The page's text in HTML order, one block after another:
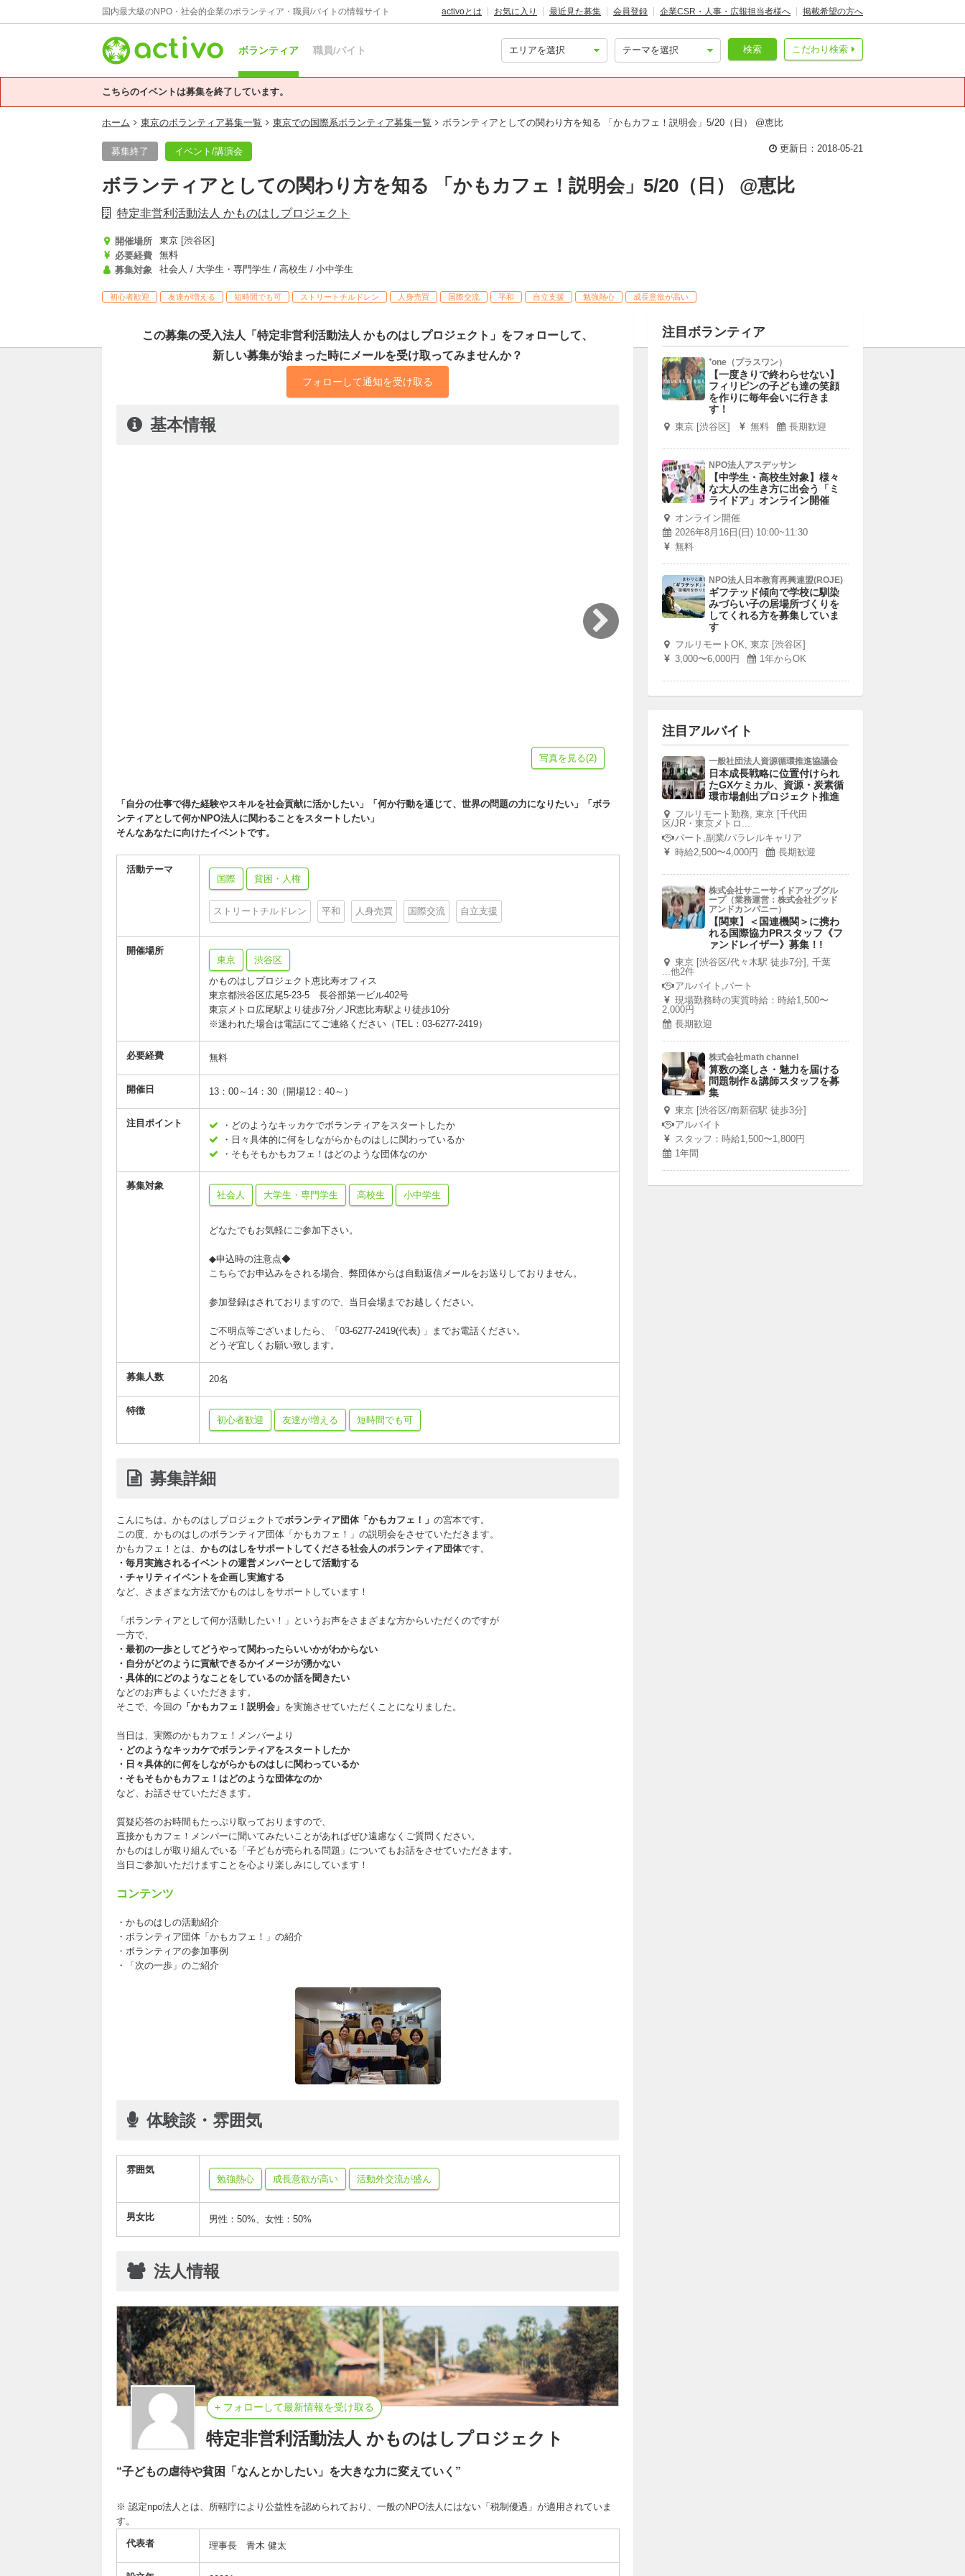
国内最大級のNPO・社会的企業のボランティア・職員/バイトの情報サイト activoとは お気に入り 最近見た募集 会員登録 企業CSR・人事・広報担当者様へ 掲載希望の方へ
ボランティア 職員/バイト こだわり検索
検索
こちらのイベントは募集を終了しています。
ホーム 東京のボランティア募集一覧 東京での国際系ボランティア募集一覧 ボランティアとしての関わり方を知る 「かもカフェ！説明会」5/20（日） @恵比
募集終了 イベント/講演会 更新日：2018-05-21
ボランティアとしての関わり方を知る 「かもカフェ！説明会」5/20（日） @恵比
特定非営利活動法人 かものはしプロジェクト
開催場所
東京 [渋谷区]
必要経費
無料
募集対象
社会人 / 大学生・専門学生 / 高校生 / 小中学生
初心者歓迎 友達が増える 短時間でも可 ストリートチルドレン 人身売買 国際交流 平和 自立支援 勉強熱心 成長意欲が高い
この募集の受入法人「特定非営利活動法人 かものはしプロジェクト」をフォローして、
新しい募集が始まった時にメールを受け取ってみませんか？
フォローして通知を受け取る
基本情報
写真を見る(2)
「自分の仕事で得た経験やスキルを社会貢献に活かしたい」「何か行動を通じて、世界の問題の力になりたい」「ボラ
ンティアとして何かNPO法人に関わることをスタートしたい」
そんなあなたに向けたイベントです。
活動テーマ
国際
貧困・人権
ストリートチルドレン 平和 人身売買 国際交流 自立支援
開催場所
東京
渋谷区
かものはしプロジェクト恵比寿オフィス
東京都渋谷区広尾5-23-5 長谷部第一ビル402号
東京メトロ広尾駅より徒歩7分／JR恵比寿駅より徒歩10分
※迷われた場合は電話にてご連絡ください（TEL：03-6277-2419）
必要経費 無料
開催日 13：00～14：30（開場12：40～）
注目ポイント
・どのようなキッカケでボランティアをスタートしたか
・日々具体的に何をしながらかものはしに関わっているか
・そもそもかもカフェ！はどのような団体なのか
募集対象
社会人
大学生・専門学生 高校生 小中学生
どなたでもお気軽にご参加下さい。
◆申込時の注意点◆
こちらでお申込みをされる場合、弊団体からは自動返信メールをお送りしておりません。
参加登録はされておりますので、当日会場までお越しください。
ご不明点等ございましたら、「03-6277-2419(代表) 」までお電話ください。
どうぞ宜しくお願い致します。
募集人数 20名
特徴
初心者歓迎
友達が増える 短時間でも可
募集詳細
こんにちは。かものはしプロジェクトでボランティア団体「かもカフェ！」 の宮本です。
この度、かものはしのボランティア団体「かもカフェ！」の説明会をさせていただきます。
かもカフェ！とは、 かものはしをサポートしてくださる社会人のボランティア団体です。
・毎月実施されるイベントの運営メンバーとして活動する
・チャリティイベントを企画し実施する
など、さまざまな方法でかものはしをサポートしています！
「ボランティアとして何か活動したい！」というお声をさまざまな方からいただくのですが
一方で、
・最初の一歩としてどうやって関わったらいいかがわからない
・自分がどのように貢献できるかイメージが湧かない
・具体的にどのようなことをしているのか話を聞きたい
などのお声もよくいただきます。
そこで、今回の 「かもカフェ！説明会」 を実施させていただくことになりました。
当日は、実際のかもカフェ！メンバーより
・どのようなキッカケでボランティアをスタートしたか
・日々具体的に何をしながらかものはしに関わっているか
・そもそもかもカフェ！はどのような団体なのか
など、お話させていただきます。
質疑応答のお時間もたっぷり取っておりますので、
直接かもカフェ！メンバーに聞いてみたいことがあればぜひ遠慮なくご質問ください。
かものはしが取り組んでいる「子どもが売られる問題」についてもお話をさせていただきます。
当日ご参加いただけますことを心より楽しみにしています！
コンテンツ
・かものはしの活動紹介
・ボランティア団体「かもカフェ！」の紹介
・ボランティアの参加事例
・「次の一歩」のご紹介
体験談・雰囲気
雰囲気
勉強熱心
成長意欲が高い 活動外交流が盛ん
男女比 男性：50%、女性：50%
法人情報
+ フォローして最新情報を受け取る
特定非営利活動法人 かものはしプロジェクト
“子どもの虐待や貧困「なんとかしたい」を大きな力に変えていく”
※ 認定npo法人とは、所轄庁により公益性を認められており、一般のNPO法人にはない「税制優遇」が適用されていま
す。
代表者 理事長 青木 健太
注目ボランティア
⁺one（プラスワン）
【一度きりで終わらせない】
フィリピンの子ども達の笑顔
を作りに毎年会いに行きま
す！
東京 [渋谷区] 無料 長期歓迎
NPO法人アスデッサン
【中学生・高校生対象】様々
な大人の生き方に出会う「ミ
ライドア」オンライン開催
オンライン開催
2026年8月16日(日) 10:00~11:30
無料
NPO法人日本教育再興連盟(ROJE)
ギフテッド傾向で学校に馴染
みづらい子の居場所づくりを
してくれる方を募集していま
す
フルリモートOK, 東京 [渋谷区]
3,000〜6,000円
1年からOK
注目アルバイト
一般社団法人資源循環推進協議会
日本成長戦略に位置付けられ
たGXケミカル、資源・炭素循
環市場創出プロジェクト推進
フルリモート勤務, 東京 [千代田
区/JR・東京メトロ...
パート,副業/パラレルキャリア
時給2,500〜4,000円
長期歓迎
株式会社サニーサイドアップグル
ープ（業務運営：株式会社グッド
アンドカンパニー）
【関東】＜国連機関＞に携わ
れる国際協力PRスタッフ《フ
ァンドレイザー》募集！!
東京 [渋谷区/代々木駅 徒歩7分], 千葉
...他2件
アルバイト,パート
現場勤務時の実質時給：時給1,500〜
2,000円
長期歓迎
株式会社math channel
算数の楽しさ・魅力を届ける
問題制作＆講師スタッフを募
集
東京 [渋谷区/南新宿駅 徒歩3分]
アルバイト
スタッフ：時給1,500〜1,800円
1年間